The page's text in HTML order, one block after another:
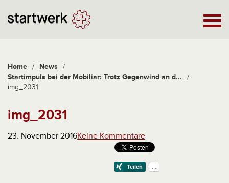
Home / News /
Startimpuls bei der Mobiliar: Trotz Gegenwind an d...
/
img_2031
img_2031
23. November 2016Keine Kommentare